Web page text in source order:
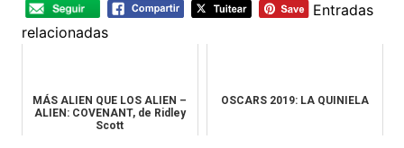
Entradas
relacionadas
MÁS ALIEN QUE LOS ALIEN –
ALIEN: COVENANT, de Ridley
Scott
OSCARS 2019: LA QUINIELA